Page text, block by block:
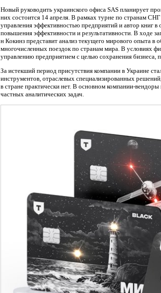
Новый руководить украинского офиса SAS планирует
них состоится 14 апреля. В рамках турне по странам
управления эффективностью предприятий и автор книг
повышения эффективности и результативности. В ходе
н Кокинз представит анализ текущего мирового опыта в
многочисленных поездок по странам мира. В условиях
управлению предприятием с целью сохранения
За истекший период присутствия компании в Украине
инструментов, отраслевых специализированных
в стране практически нет. В основном компании-
частных аналитических задач.